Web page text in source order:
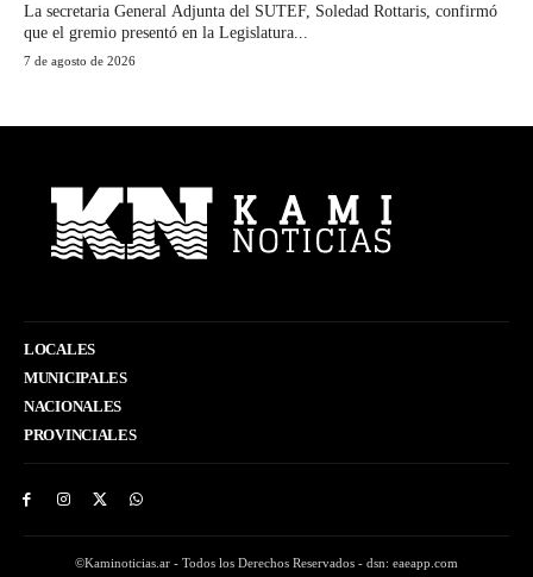
La secretaria General Adjunta del SUTEF, Soledad Rottaris, confirmó
que el gremio presentó en la Legislatura...
7 de agosto de 2026
LOCALES
MUNICIPALES
NACIONALES
PROVINCIALES
©Kaminoticias.ar - Todos los Derechos Reservados - dsn: eaeapp.com